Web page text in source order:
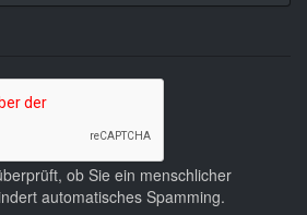
ob Sie ein menschlicher
automatisches Spamming.